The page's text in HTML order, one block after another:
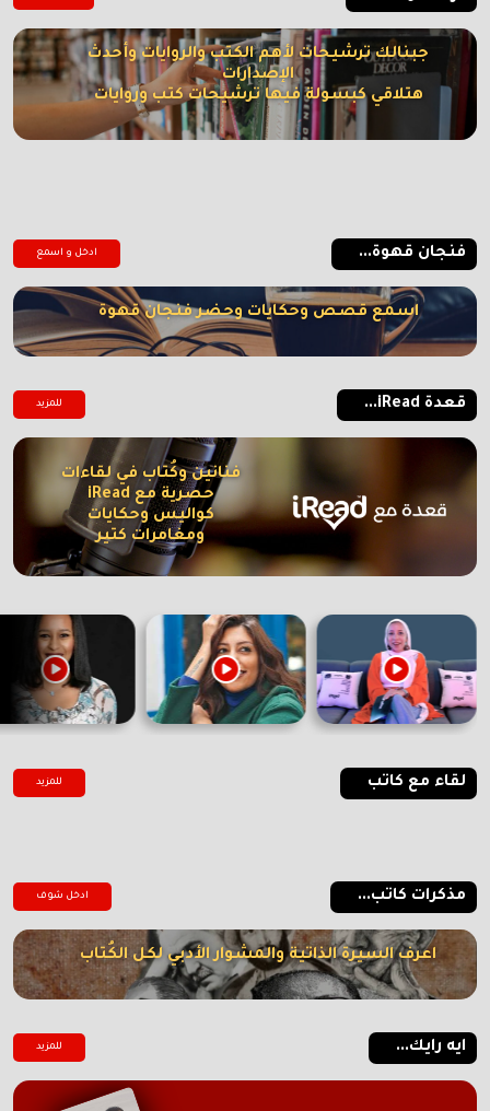
جبنالك ترشيحات لأهم الكتب والروايات وأحدث
الإصدارات
هتلاقي كبسولة فيها ترشيحات كتب وروايات
فنجان قهوة... ادخل و اسمع
اسمع قصص وحكايات وحضر فنجان قهوة
قعدة iRead... للمزيد
فنانين وكُتاب في لقاءات
حصرية مع iRead
كواليس وحكايات
ومغامرات كتير
لقاء مع كاتب للمزيد
مذكرات كاتب... ادخل شوف
اعرف السيرة الذاتية والمشوار الأدبي لكل الكُتاب
ايه رايك... للمزيد